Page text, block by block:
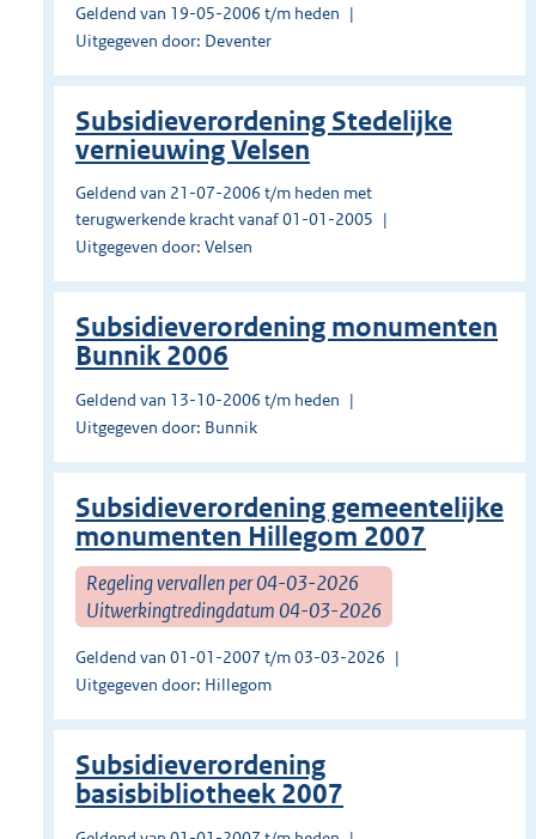
Geldend van 19-05-2006 t/m heden
Uitgegeven door: Deventer
Subsidieverordening Stedelijke
vernieuwing Velsen
Geldend van 21-07-2006 t/m heden met
terugwerkende kracht vanaf 01-01-2005
Uitgegeven door: Velsen
Subsidieverordening monumenten
Bunnik 2006
Geldend van 13-10-2006 t/m heden
Uitgegeven door: Bunnik
Subsidieverordening gemeentelijke
monumenten Hillegom 2007
Regeling vervallen per 04-03-2026
Uitwerkingtredingdatum 04-03-2026
Geldend van 01-01-2007 t/m 03-03-2026
Uitgegeven door: Hillegom
Subsidieverordening
basisbibliotheek 2007